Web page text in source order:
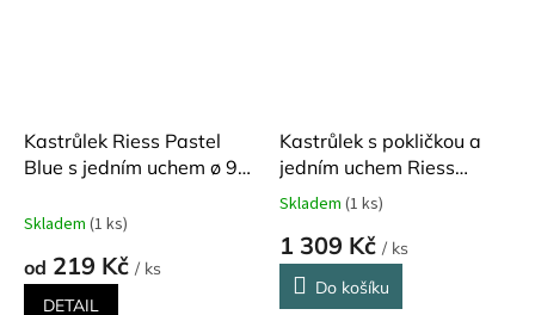
Kastrůlek Riess Pastel
Blue s jedním uchem ø 9
Skladem (1 ks)
od 219 Kč / ks
DETAIL
Kastrůlek s pokličkou a
jedním uchem Riess
Pastel Turquoise 1,5 l
Průměrné
produktu
5,0
Skladem (1 ks)
1 309 Kč / ks
Do košíku